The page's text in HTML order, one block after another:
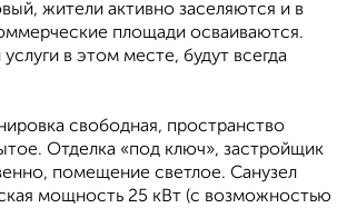
жители активно заселяются и в
площади осваиваются.
в этом месте, будут всегда
свободная, пространство
Отделка «под ключ», застройщик
помещение светлое. Санузел
мощность 25 кВт (с возможностью